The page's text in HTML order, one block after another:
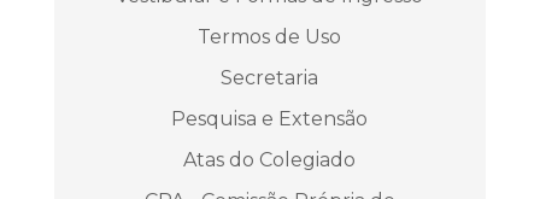
Termos de Uso
Secretaria
Pesquisa e Extensão
Atas do Colegiado